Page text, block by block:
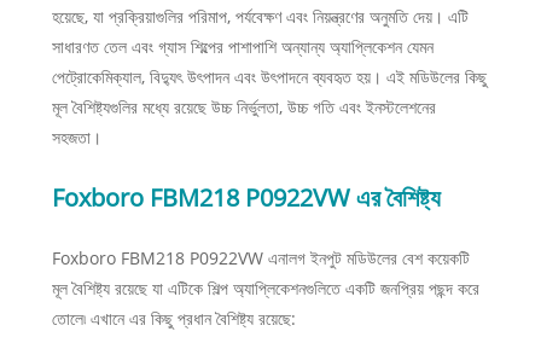
হয়েছে, যা প্রক্রিয়াগুলির পরিমাপ, পর্যবেক্ষণ এবং নিয়ন্ত্রণের অনুমতি দেয়। এটি
সাধারণত তেল এবং গ্যাস শিল্পের পাশাপাশি অন্যান্য অ্যাপ্লিকেশন যেমন
পেট্রোকেমিক্যাল, বিদ্যুৎ উৎপাদন এবং উৎপাদনে ব্যবহৃত হয়। এই মডিউলের কিছু
মূল বৈশিষ্ট্যগুলির মধ্যে রয়েছে উচ্চ নির্ভুলতা, উচ্চ গতি এবং ইনস্টলেশনের
সহজতা।
Foxboro FBM218 P0922VW এর বৈশিষ্ট্য
Foxboro FBM218 P0922VW এনালগ ইনপুট মডিউলের বেশ কয়েকটি
মূল বৈশিষ্ট্য রয়েছে যা এটিকে শিল্প অ্যাপ্লিকেশনগুলিতে একটি জনপ্রিয় পছন্দ করে
তোলে৷ এখানে এর কিছু প্রধান বৈশিষ্ট্য রয়েছে: